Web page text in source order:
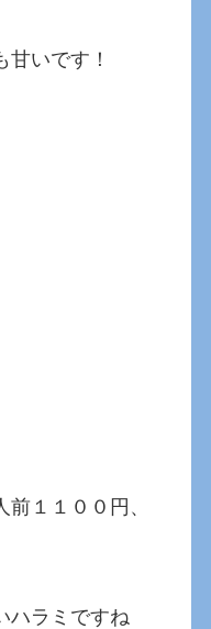
いです！
前１１００円、
ハラミですね